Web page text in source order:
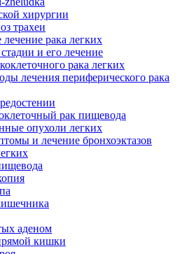
хирургии
трахеи
рака легких
и его лечение
рака легких
лечения периферического рака
рак пищевода
опухоли легких
и лечение бронхоэктазов
аденом
кишки